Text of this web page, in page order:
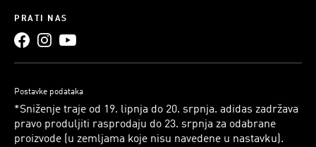
PRATI NAS
Postavke podataka
*Sniženje traje od 19. lipnja do 20. srpnja. adidas zadržava
pravo produljiti rasprodaju do 23. srpnja za odabrane
proizvode (u zemljama koje nisu navedene u nastavku).